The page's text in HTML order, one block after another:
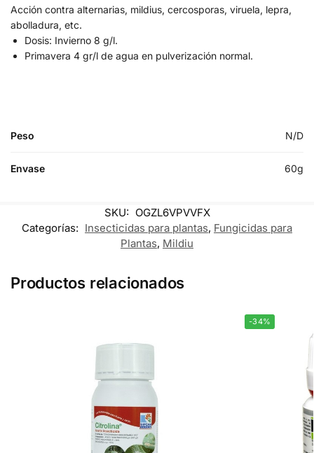
Acción contra alternarias, mildius, cercosporas, viruela, lepra,
abolladura, etc.
Dosis: Invierno 8 g/l.
Primavera 4 gr/l de agua en pulverización normal.
Peso N/D
Envase 60g
SKU: OGZL6VPVVFX
Categorías: Insecticidas para plantas, Fungicidas para
Plantas, Mildiu
Productos relacionados
-34%